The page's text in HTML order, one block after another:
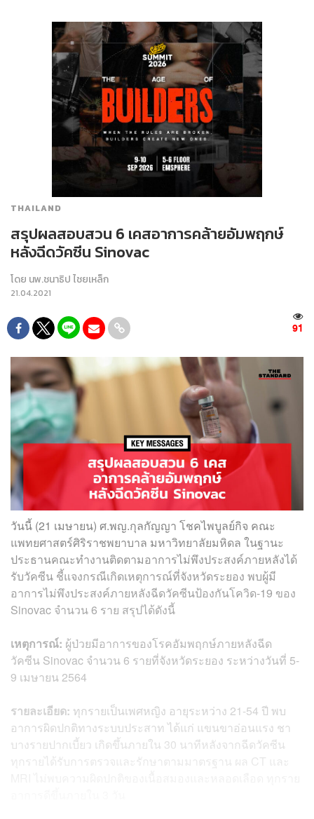
THAILAND
สรุปผลสอบสวน 6 เคสอาการคล้ายอัมพฤกษ์
หลังฉีดวัคซีน Sinovac
โดย นพ.ชนาธิป ไชยเหล็ก
21.04.2021
91
วันนี้ (21 เมษายน) ศ.พญ.กุลกัญญา โชคไพบูลย์กิจ คณะ
แพทยศาสตร์ศิริราชพยาบาล มหาวิทยาลัยมหิดล ในฐานะ
ประธานคณะทำงานติดตามอาการไม่พึงประสงค์ภายหลังได้
รับวัคซีน ชี้แจงกรณีเกิดเหตุการณ์ที่จังหวัดระยอง พบผู้มี
อาการไม่พึงประสงค์ภายหลังฉีดวัคซีนป้องกันโควิด-19 ของ
Sinovac จำนวน 6 ราย สรุปได้ดังนี้
เหตุการณ์: ผู้ป่วยมีอาการของโรคอัมพฤกษ์ภายหลังฉีด
วัคซีน Sinovac จำนวน 6 รายที่จังหวัดระยอง ระหว่างวันที่ 5-
9 เมษายน 2564
รายละเอียด: ทุกรายเป็นเพศหญิง อายุระหว่าง 21-54 ปี พบ
อาการผิดปกติทางระบบประสาท ได้แก่ แขนขาอ่อนแรง ชา
บางรายปากเบี้ยว เกิดขึ้นภายใน 30 นาทีหลังจากฉีดวัคซีน
ทุกรายได้รับการตรวจและรักษาตามมาตรฐาน ผล CT และ